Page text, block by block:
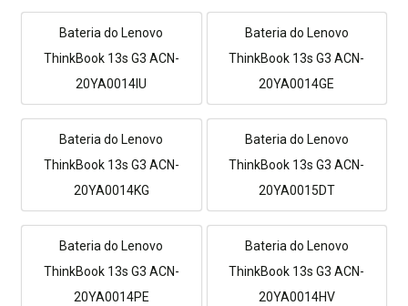
Bateria do Lenovo
ThinkBook 13s G3 ACN-
20YA0014IU
Bateria do Lenovo
ThinkBook 13s G3 ACN-
20YA0014GE
Bateria do Lenovo
ThinkBook 13s G3 ACN-
20YA0014KG
Bateria do Lenovo
ThinkBook 13s G3 ACN-
20YA0015DT
Bateria do Lenovo
ThinkBook 13s G3 ACN-
20YA0014PE
Bateria do Lenovo
ThinkBook 13s G3 ACN-
20YA0014HV